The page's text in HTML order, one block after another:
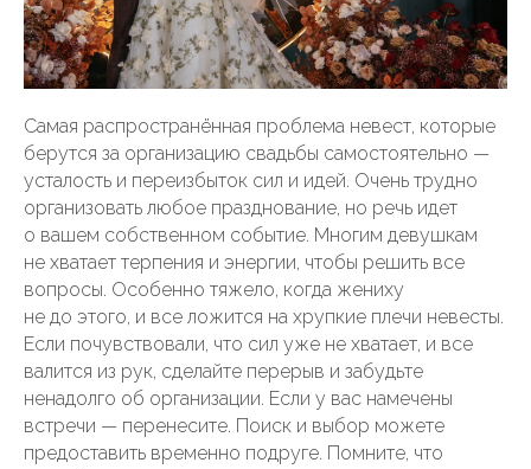
Самая распространённая проблема невест, которые
берутся за организацию свадьбы самостоятельно —
усталость и переизбыток сил и идей. Очень трудно
организовать любое празднование, но речь идет
о вашем собственном событие. Многим девушкам
не хватает терпения и энергии, чтобы решить все
вопросы. Особенно тяжело, когда жениху
не до этого, и все ложится на хрупкие плечи невесты.
Если почувствовали, что сил уже не хватает, и все
валится из рук, сделайте перерыв и забудьте
ненадолго об организации. Если у вас намечены
встречи — перенесите. Поиск и выбор можете
предоставить временно подруге. Помните, что